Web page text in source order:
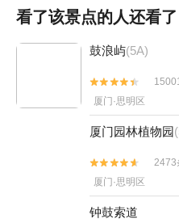
看了该景点的人还看了
鼓浪屿(5A)


厦门·思明区
厦门园林植物园


2473
厦门·思明区
钟鼓索道